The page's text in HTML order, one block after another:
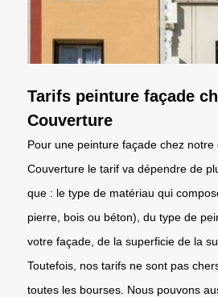
Tarifs peinture façade
Couverture
Pour une peinture façade chez notre
Couverture le tarif va dépendre de
que : le type de matériau qui
pierre, bois ou béton), du type de
votre façade, de la superficie de la
Toutefois, nos tarifs ne sont pas
toutes les bourses. Nous pouvons